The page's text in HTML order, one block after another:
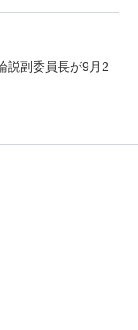
説副委員長が9月2